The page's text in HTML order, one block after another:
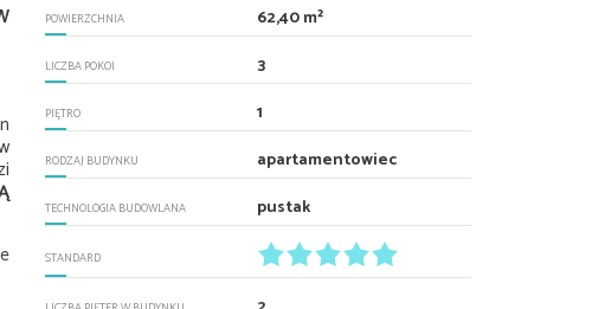
POWIERZCHNIA 62,40 m²
LICZBA POKOI 3
PIĘTRO 1
RODZAJ BUDYNKU apartamentowiec
TECHNOLOGIA BUDOWLANA pustak
STANDARD